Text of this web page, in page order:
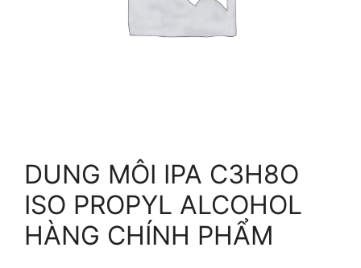
DUNG MÔI IPA C3H8O
ISO PROPYL ALCOHOL
HÀNG CHÍNH PHẨM